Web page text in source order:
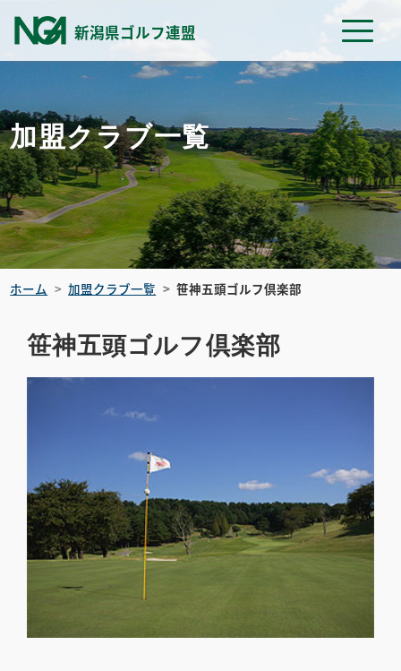
新潟県ゴルフ連盟
加盟クラブ一覧
ホーム 加盟クラブ一覧 笹神五頭ゴルフ倶楽部
笹神五頭ゴルフ倶楽部